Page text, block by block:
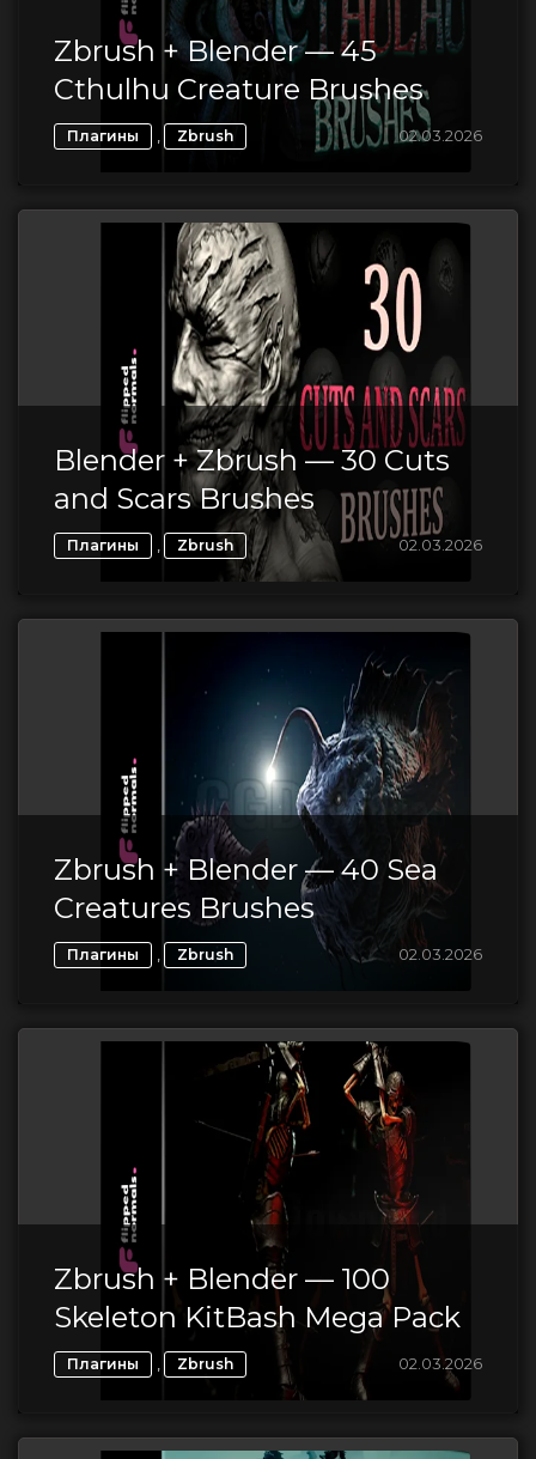
Zbrush + Blender — 45
Cthulhu Creature Brushes
Плагины , Zbrush 02.03.2026
Blender + Zbrush — 30 Cuts
and Scars Brushes
Плагины , Zbrush 02.03.2026
Zbrush + Blender — 40 Sea
Creatures Brushes
Плагины , Zbrush 02.03.2026
Zbrush + Blender — 100
Skeleton KitBash Mega Pack
Плагины , Zbrush 02.03.2026